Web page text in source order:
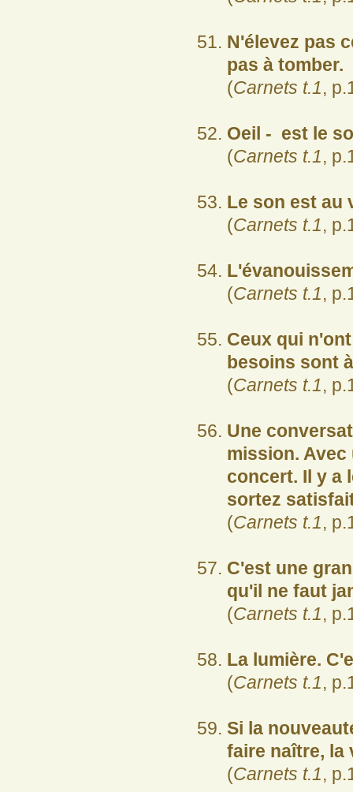
N'élevez pas
pas à tomber.
(Carnets t.1,
Oeil - est le
(Carnets t.1,
Le son est au
(Carnets t.1,
(Carnets t.1,
Ceux qui
besoins sont
(Carnets t.1,
Une
mission. Avec
concert. Il y a
sortez
(Carnets t.1,
C'est une
qu'il ne faut
(Carnets t.1,
La lumière.
(Carnets t.1,
Si la
faire naître, la
(Carnets t.1,